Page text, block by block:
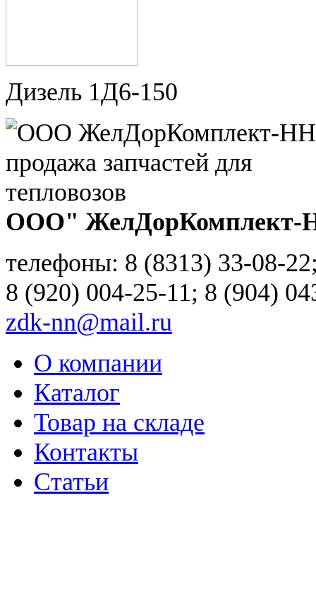
Дизель 1Д6-150
ООО" ЖелДорКомплект-
телефоны: 8 (8313) 33-08-
8 (920) 004-25-11; 8 (904)
zdk-nn@mail.ru
О компании
Каталог
Товар на складе
Контакты
Статьи